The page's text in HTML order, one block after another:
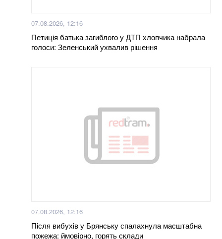
07.08.2026, 12:16
Петиція батька загиблого у ДТП хлопчика набрала
голоси: Зеленський ухвалив рішення
07.08.2026, 12:16
Після вибухів у Брянську спалахнула масштабна
пожежа: ймовірно, горять склади